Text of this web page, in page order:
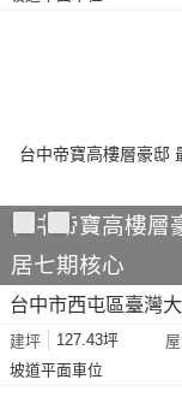
台中帝寶高樓
居七期核心
台中市西屯區臺灣
建坪 127.43坪
坡道平面車位